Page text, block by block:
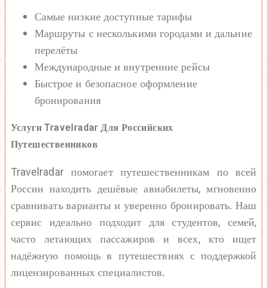
Самые низкие доступные тарифы
Маршруты с несколькими городами и дальние
перелёты
Международные и внутренние рейсы
Быстрое и безопасное оформление
бронирования
Услуги Travelradar Для Российских
Путешественников
Travelradar помогает путешественникам по всей
России находить дешёвые авиабилеты, мгновенно
сравнивать варианты и уверенно бронировать. Наш
сервис идеально подходит для студентов, семей,
часто летающих пассажиров и всех, кто ищет
надёжную помощь в путешествиях с поддержкой
лицензированных специалистов.